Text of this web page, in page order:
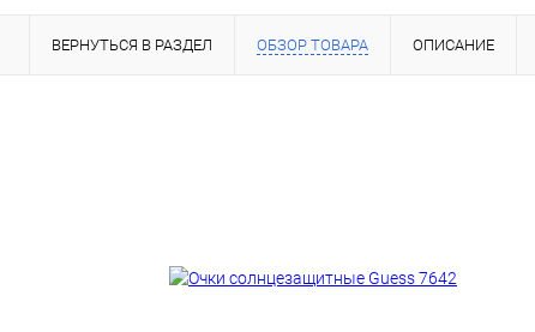
ВЕРНУТЬСЯ В РАЗДЕЛ ОБЗОР ТОВАРА ОПИСАНИЕ